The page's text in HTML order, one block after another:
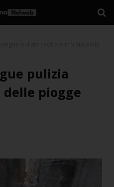
pulizia
piogge